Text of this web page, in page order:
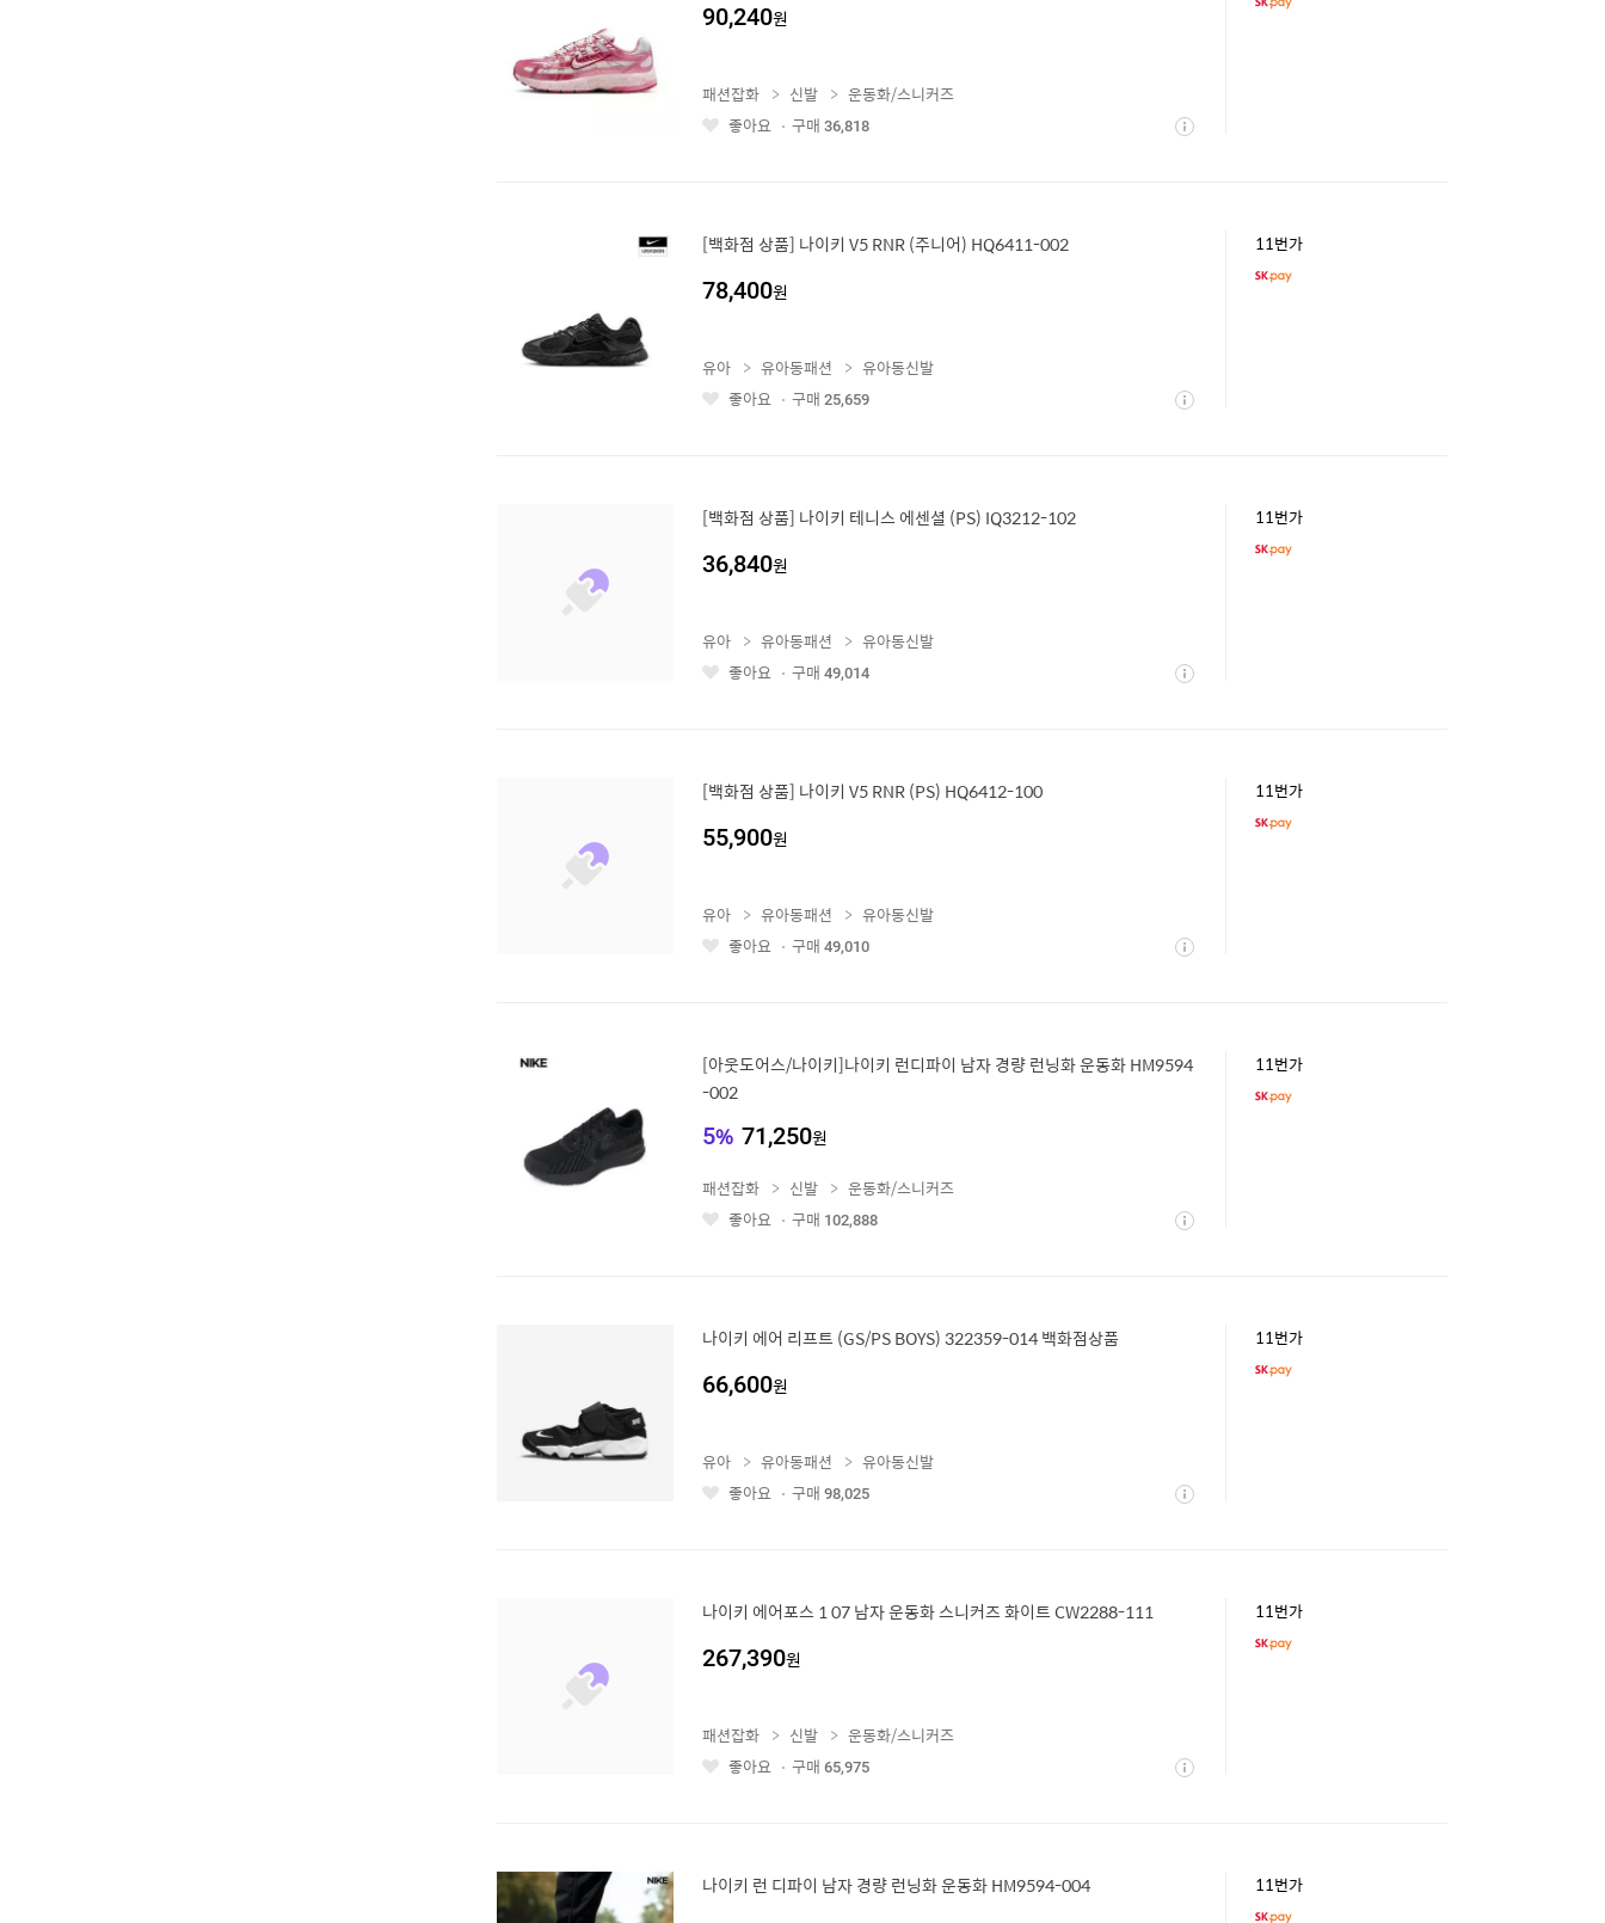
90,240원
좋 상
패션잡화 신발
운동화/스니커즈
좋아요
구매 36,818
[백화점 상품] 나이키 V5 RNR (주니어) HQ6411-002
78,400원
11번가
좋 상
유아 유아동패션
유아동신발
좋아요
구매 25,659
[백화점 상품] 나이키 테니스 에센셜 (PS) IQ3212-102
36,840원
11번가
좋 상
유아 유아동패션
유아동신발
좋아요
구매 49,014
[백화점 상품] 나이키 V5 RNR (PS) HQ6412-100
55,900원
11번가
좋 상
유아 유아동패션
유아동신발
좋아요
구매 49,010
[아웃도어스/나이키]나이키 런디파이 남자 경량 런닝화 운동화 HM9594
-002
5% 71,250원
11번가
좋 상
패션잡화 신발
운동화/스니커즈
좋아요
구매 102,888
나이키 에어 리프트 (GS/PS BOYS) 322359-014 백화점상품
66,600원
11번가
좋 상
유아 유아동패션
유아동신발
좋아요
구매 98,025
나이키 에어포스 1 07 남자 운동화 스니커즈 화이트 CW2288-111
267,390원
11번가
좋 상
패션잡화 신발
운동화/스니커즈
좋아요
구매 65,975
나이키 런 디파이 남자 경량 런닝화 운동화 HM9594-004 11번가